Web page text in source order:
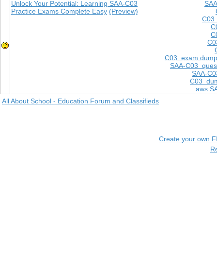
C03
C03 exam
SAA-C03
SAA-
C03
aws
Unlock Your Potential: Learning SAA-C03
Practice Exams Complete Easy (Preview)
All About School - Education Forum and Classifieds
Create your own